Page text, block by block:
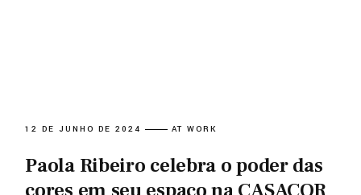
12 DE JUNHO DE 2024 AT WORK
Paola Ribeiro celebra o poder das